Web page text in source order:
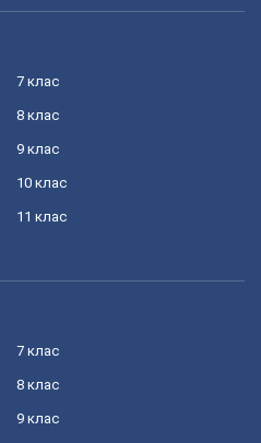
7 клас
8 клас
9 клас
10 клас
11 клас
7 клас
8 клас
9 клас